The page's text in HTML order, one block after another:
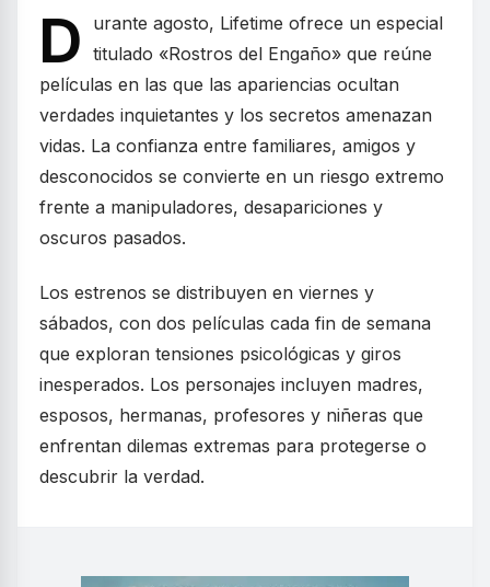
D
urante agosto, Lifetime ofrece un especial
titulado «Rostros del Engaño» que reúne
películas en las que las apariencias ocultan
verdades inquietantes y los secretos amenazan
vidas. La confianza entre familiares, amigos y
desconocidos se convierte en un riesgo extremo
frente a manipuladores, desapariciones y
oscuros pasados.
Los estrenos se distribuyen en viernes y
sábados, con dos películas cada fin de semana
que exploran tensiones psicológicas y giros
inesperados. Los personajes incluyen madres,
esposos, hermanas, profesores y niñeras que
enfrentan dilemas extremas para protegerse o
descubrir la verdad.